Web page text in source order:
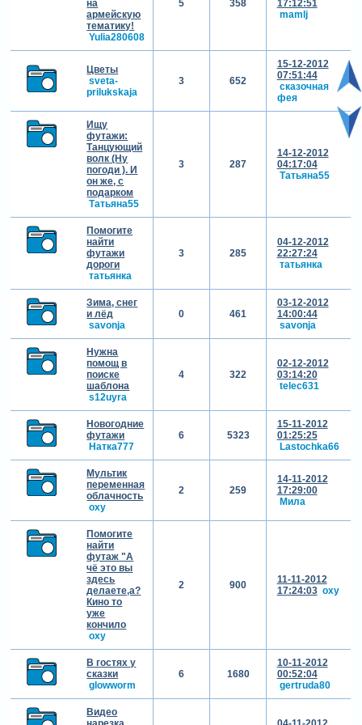
на
армейскую
тематику!
Yulia280608
5 358
17:12:51
mamlj
Цветы
sveta-
prilukskaja
3 652
15-12-2012
07:51:44
сказочная
фея
Ищу
футажи:
Танцующий
волк (Ну
погоди ). И
он же, с
подарком
Татьяна55
3 287
14-12-2012
04:17:04
Татьяна55
Помогите
найти
футажи
дороги
татьянка
3 285
04-12-2012
22:27:24
татьянка
Зима, снег
и лёд
savonja
0 461
03-12-2012
14:00:44
savonja
Нужна
помощ в
поиске
шаблона
s12uyra
4 322
02-12-2012
03:14:20
telec631
Новогодние
футажи
Натка777
6 5323
15-11-2012
01:25:25
Lastochka66
Мультик
переменная
облачность
oxy
2 259
14-11-2012
17:29:00
Мила
Помогите
найти
футаж "А
чё это вы
здесь
делаете,а?
Кино то
уже
кончило
oxy
2 900
11-11-2012
17:24:03 oxy
В гостях у
сказки
glowworm
6 1680
10-11-2012
00:52:04
gertruda80
Видео